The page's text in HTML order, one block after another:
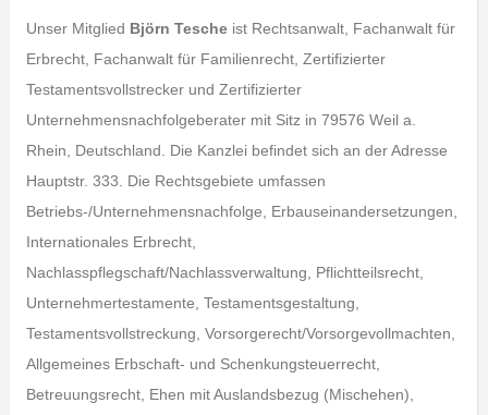
Unser Mitglied Björn Tescheist Rechtsanwalt, Fachanwalt für
Erbrecht, Fachanwalt für Familienrecht, Zertifizierter
Testamentsvollstrecker und Zertifizierter
Unternehmensnachfolgeberater mit Sitz in 79576 Weil a.
Rhein, Deutschland. Die Kanzlei befindet sich an der Adresse
Hauptstr. 333. Die Rechtsgebiete umfassen
Betriebs-/Unternehmensnachfolge, Erbauseinandersetzungen,
Internationales Erbrecht,
Nachlasspflegschaft/Nachlassverwaltung, Pflichtteilsrecht,
Unternehmertestamente, Testamentsgestaltung,
Testamentsvollstreckung, Vorsorgerecht/Vorsorgevollmachten,
Allgemeines Erbschaft- und Schenkungsteuerrecht,
Betreuungsrecht, Ehen mit Auslandsbezug (Mischehen),